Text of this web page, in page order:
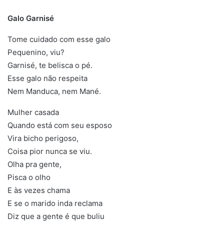
Galo Garnisé
Tome cuidado com esse galo
Pequenino, viu?
Garnisé, te belisca o pé.
Esse galo não respeita
Nem Manduca, nem Mané.
Mulher casada
Quando está com seu esposo
Vira bicho perigoso,
Coisa pior nunca se viu.
Olha pra gente,
Pisca o olho
E às vezes chama
E se o marido inda reclama
Diz que a gente é que buliu